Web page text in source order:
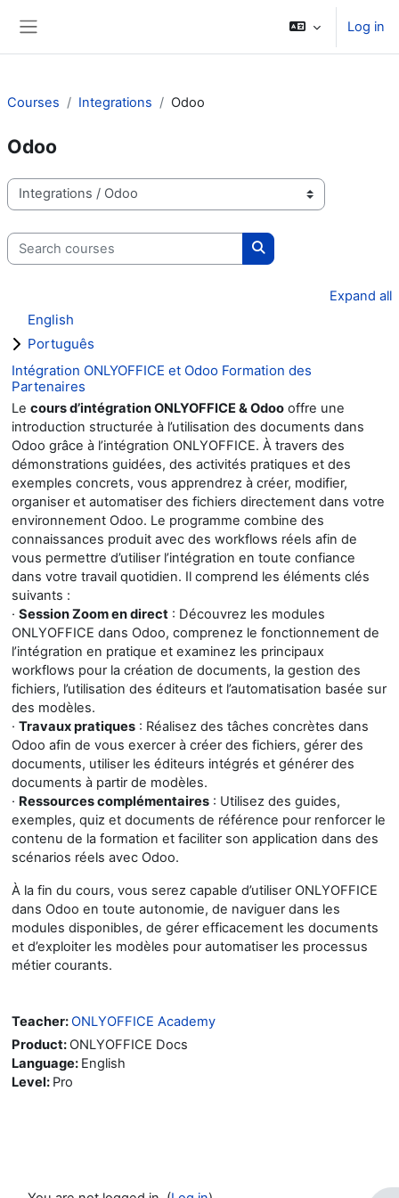
Log in
Courses Integrations Odoo
Odoo
Course categories
Search courses
Search courses
Expand all
English
Português
Intégration ONLYOFFICE et Odoo Formation des
Partenaires
Le cours d’intégration ONLYOFFICE & Odoo offre une
introduction structurée à l’utilisation des documents dans
Odoo grâce à l’intégration ONLYOFFICE. À travers des
démonstrations guidées, des activités pratiques et des
exemples concrets, vous apprendrez à créer, modifier,
organiser et automatiser des fichiers directement dans votre
environnement Odoo. Le programme combine des
connaissances produit avec des workflows réels afin de
vous permettre d’utiliser l’intégration en toute confiance
dans votre travail quotidien. Il comprend les éléments clés
suivants :
· Session Zoom en direct : Découvrez les modules
ONLYOFFICE dans Odoo, comprenez le fonctionnement de
l’intégration en pratique et examinez les principaux
workflows pour la création de documents, la gestion des
fichiers, l’utilisation des éditeurs et l’automatisation basée sur
des modèles.
· Travaux pratiques : Réalisez des tâches concrètes dans
Odoo afin de vous exercer à créer des fichiers, gérer des
documents, utiliser les éditeurs intégrés et générer des
documents à partir de modèles.
· Ressources complémentaires : Utilisez des guides,
exemples, quiz et documents de référence pour renforcer le
contenu de la formation et faciliter son application dans des
scénarios réels avec Odoo.
À la fin du cours, vous serez capable d’utiliser ONLYOFFICE
dans Odoo en toute autonomie, de naviguer dans les
modules disponibles, de gérer efficacement les documents
et d’exploiter les modèles pour automatiser les processus
métier courants.
Teacher:ONLYOFFICE Academy
Product: ONLYOFFICE Docs
Language: English
Level: Pro